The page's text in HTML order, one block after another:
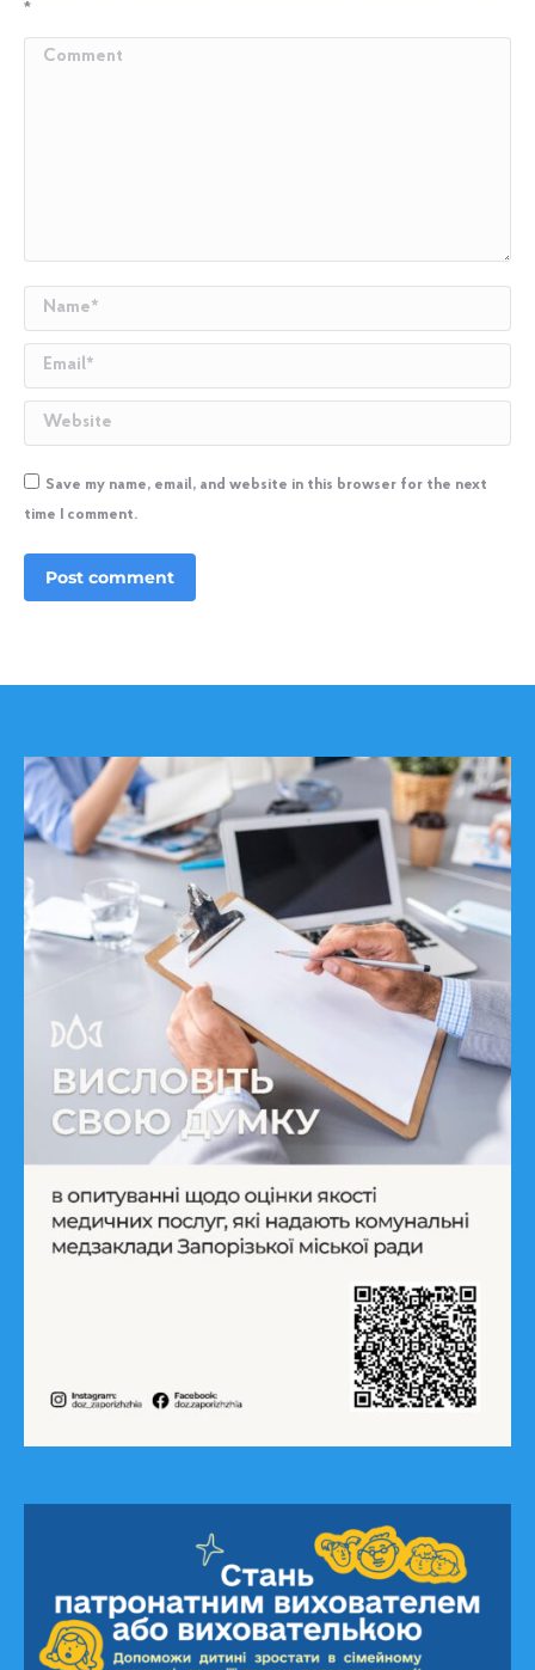
*
Comment
Name *
Email *
Website
Save my name, email, and website in this browser for the next
time I comment.
Post comment